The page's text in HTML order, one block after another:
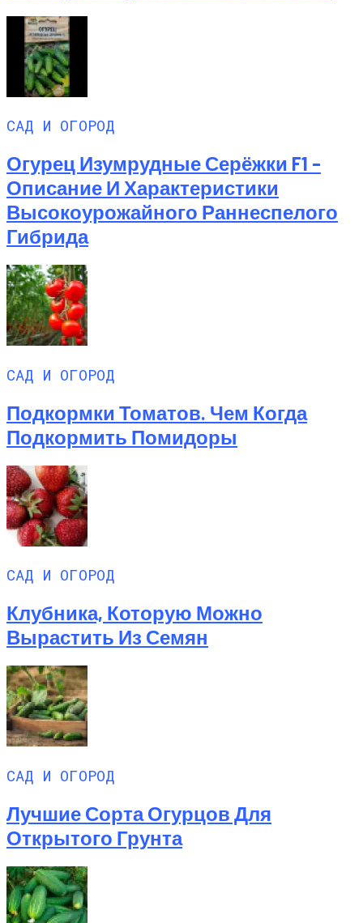
САД И ОГОРОД
Огурец Изумрудные Серёжки F1 –
Описание И Характеристики
Высокоурожайного Раннеспелого
Гибрида
САД И ОГОРОД
Подкормки Томатов. Чем Когда
Подкормить Помидоры
САД И ОГОРОД
Клубника, Которую Можно
Вырастить Из Семян
САД И ОГОРОД
Лучшие Сорта Огурцов Для
Открытого Грунта